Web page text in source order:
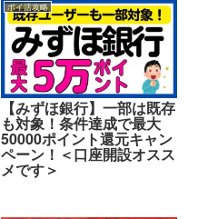
ポイ活攻略
【みずほ銀行】一部は既存
も対象！条件達成で最大
50000ポイント還元キャン
ペーン！＜口座開設オスス
メです＞